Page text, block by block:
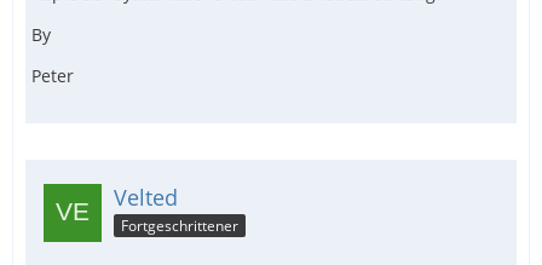
By
Peter
Velted
Fortgeschrittener